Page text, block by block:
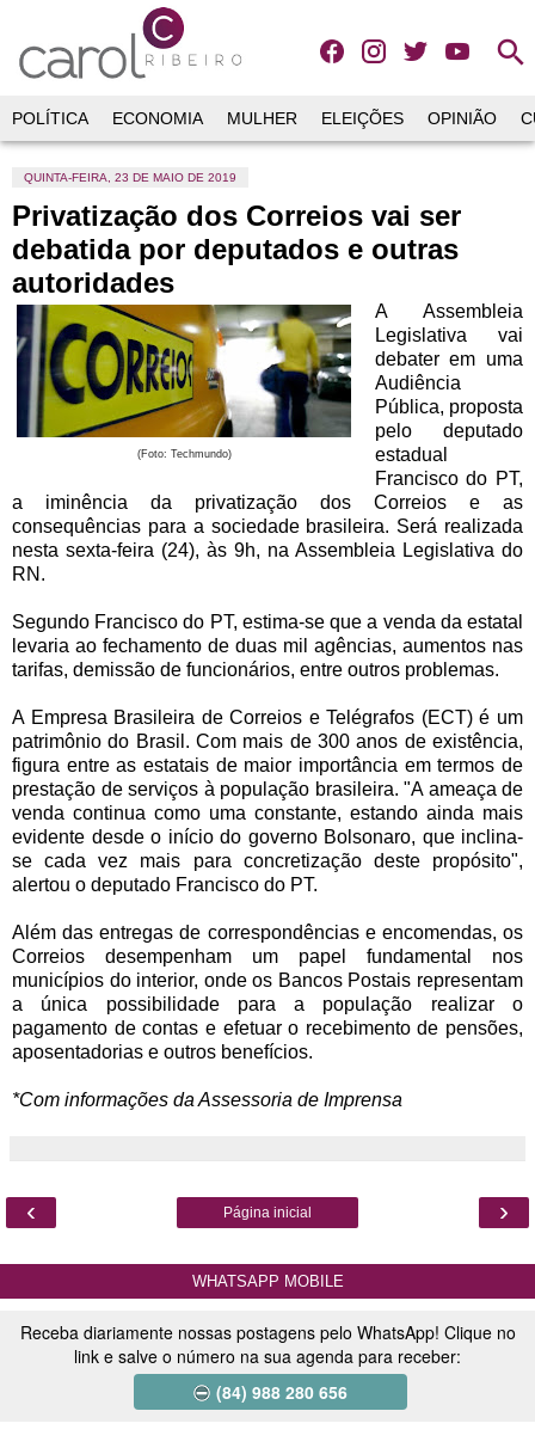
search
POLÍTICA ECONOMIA MULHER ELEIÇÕES OPINIÃO
QUINTA-FEIRA, 23 DE MAIO DE 2019
Privatização dos Correios vai ser
debatida por deputados e outras
autoridades
(Foto: Techmundo)
A Assembleia
Legislativa vai
debater em uma
Audiência
Pública, proposta
pelo deputado
estadual
Francisco do PT,
a iminência da privatização dos Correios e as
consequências para a sociedade brasileira. Será realizada
nesta sexta-feira (24), às 9h, na Assembleia Legislativa do
RN.
Segundo Francisco do PT, estima-se que a venda da estatal
levaria ao fechamento de duas mil agências, aumentos nas
tarifas, demissão de funcionários, entre outros problemas.
A Empresa Brasileira de Correios e Telégrafos (ECT) é um
patrimônio do Brasil. Com mais de 300 anos de existência,
figura entre as estatais de maior importância em termos de
prestação de serviços à população brasileira. "A ameaça de
venda continua como uma constante, estando ainda mais
evidente desde o início do governo Bolsonaro, que inclina-
se cada vez mais para concretização deste propósito",
alertou o deputado Francisco do PT.
Além das entregas de correspondências e encomendas, os
Correios desempenham um papel fundamental nos
municípios do interior, onde os Bancos Postais representam
a única possibilidade para a população realizar o
pagamento de contas e efetuar o recebimento de pensões,
aposentadorias e outros benefícios.
*Com informações da Assessoria de Imprensa
‹ ›
Página inicial
WHATSAPP MOBILE
Receba diariamente nossas postagens pelo WhatsApp! Clique no
link e salve o número na sua agenda para receber:
(84) 988 280 656